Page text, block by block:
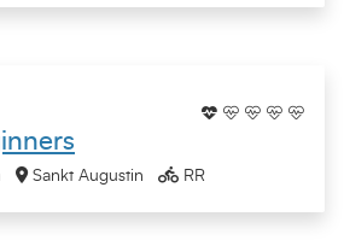
Sankt Augustin RR